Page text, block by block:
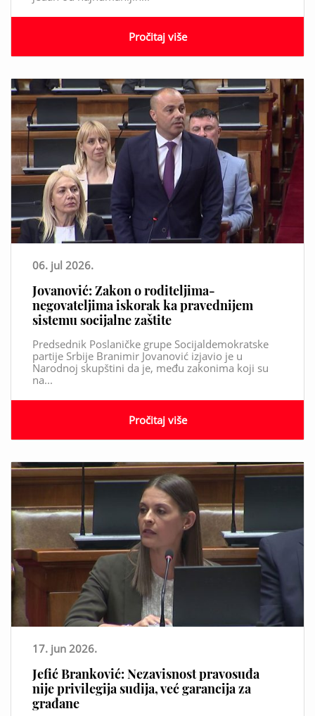
Pročitaj više
06. jul 2026.
Jovanović: Zakon o roditeljima-
negovateljima iskorak ka pravednijem
sistemu socijalne zaštite
Predsednik Poslaničke grupe Socijaldemokratske
partije Srbije Branimir Jovanović izjavio je u
Narodnoj skupštini da je, među zakonima koji su
na...
Pročitaj više
17. jun 2026.
Jefić Branković: Nezavisnost pravosuđa
nije privilegija sudija, već garancija za
građane